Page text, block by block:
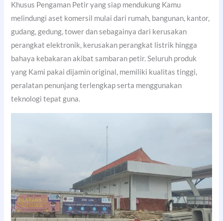
Khusus Pengaman Petir yang siap mendukung Kamu
melindungi aset komersil mulai dari rumah, bangunan, kantor,
gudang, gedung, tower dan sebagainya dari kerusakan
perangkat elektronik, kerusakan perangkat listrik hingga
bahaya kebakaran akibat sambaran petir. Seluruh produk
yang Kami pakai dijamin original, memiliki kualitas tinggi,
peralatan penunjang terlengkap serta menggunakan
teknologi tepat guna.